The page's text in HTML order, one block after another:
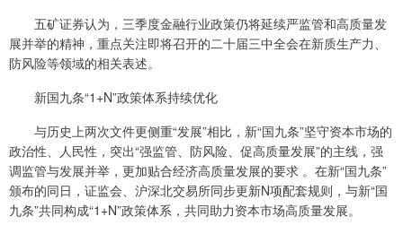
五矿证券认为，三季度金融行业政策仍将延续严监管和高质量发
展并举的精神，重点关注即将召开的二十届三中全会在新质生产力、
防风险等领域的相关表述。
新国九条“1+N”政策体系持续优化
与历史上两次文件更侧重“发展”相比，新“国九条”坚守资本市场的
政治性、人民性，突出“强监管、防风险、促高质量发展”的主线，强
调监管与发展并举，更加贴合经济高质量发展的要求 。在新“国九条”
颁布的同日，证监会、沪深北交易所同步更新N项配套规则，与新“国
九条”共同构成“1+N”政策体系，共同助力资本市场高质量发展。